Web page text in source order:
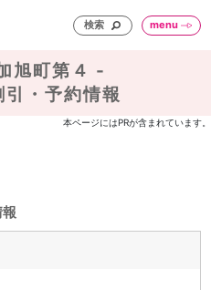
検索 menu
旭町第４ -
・予約情報
本ページにはPRが含まれています。